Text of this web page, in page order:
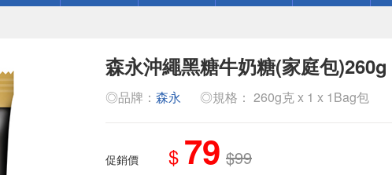
森永沖繩黑糖牛奶糖(家庭包)260g
◎品牌： 森永 ◎規格： 260g克 x 1 x 1Bag包
促銷價 $ 79 $99